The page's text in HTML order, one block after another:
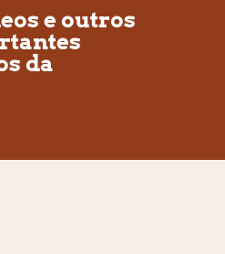
e outros
da